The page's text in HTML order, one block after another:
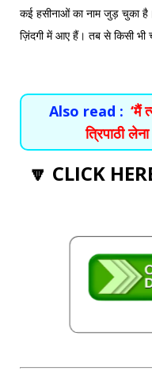
कई हसीनाओं का नाम जुड़ चुका
ज़िंदगी में आए हैं। तब से किसी भी
Also read : ‘मैं
त्रिपाठी
🔽 CLICK